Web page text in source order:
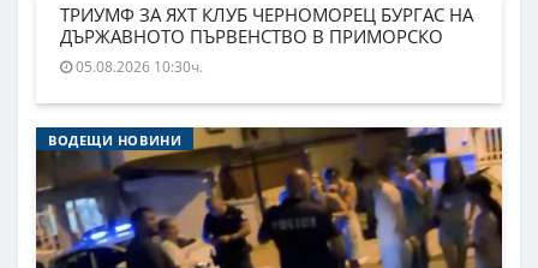
ТРИУМФ ЗА ЯХТ КЛУБ ЧЕРНОМОРЕЦ БУРГАС НА
ДЪРЖАВНОТО ПЪРВЕНСТВО В ПРИМОРСКО
05.08.2026 10:30ч.
ВОДЕЩИ НОВИНИ